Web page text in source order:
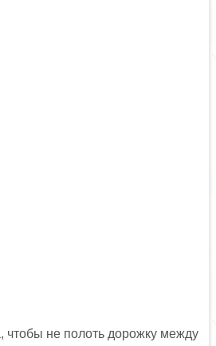
чтобы не полоть дорожку между